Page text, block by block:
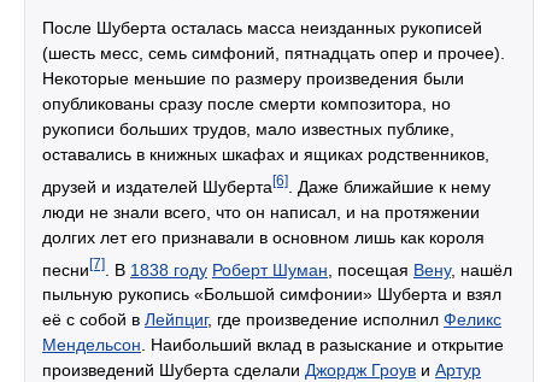
После Шуберта осталась масса неизданных рукописей
(шесть месс, семь симфоний, пятнадцать опер и прочее).
Некоторые меньшие по размеру произведения были
опубликованы сразу после смерти композитора, но
рукописи больших трудов, мало известных публике,
оставались в книжных шкафах и ящиках родственников,
друзей и издателей Шуберта[6]
. Даже ближайшие к нему
люди не знали всего, что он написал, и на протяжении
долгих лет его признавали в основном лишь как короля
песни[7] . В 1838 году Роберт Шуман , посещая Вену, нашёл
пыльную рукопись «Большой симфонии» Шуберта и взял
её с собой в Лейпциг, где произведение исполнил Феликс
Мендельсон. Наибольший вклад в разыскание и открытие
произведений Шуберта сделали Джордж Гроув и Артур